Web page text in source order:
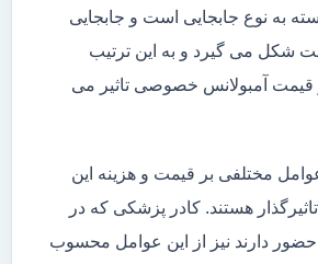
به نوع جابجایی است و جابجایی
شکل می گیرد و به این ترتیب
آمبولانس خصوصی تاثیر می
مختلفی بر قیمت و هزینه این
هستند. کادر پزشکی که در
حضور دارند نیز از این عوامل محسوب